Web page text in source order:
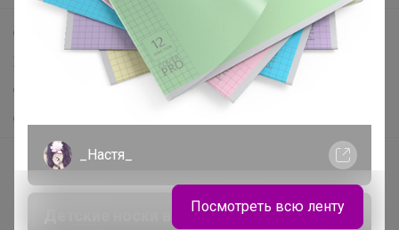
Самое выгодное
Хиты продаж
Самое желанное
Самое быстрое
Начать зарабатывать с 24-ok
Picabox.ru - Лучшее место для ваших изображений
Розыгрыш - Генератор случайных чисел
_Настя_
Детские носки в наличии 10 пар/270р
Посмотреть всю ленту